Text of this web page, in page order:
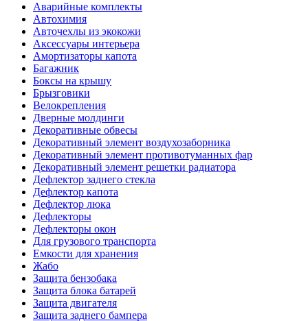
Аварийные комплекты
Автохимия
Авточехлы из экокожи
Аксессуары интерьера
Амортизаторы капота
Багажник
Боксы на крышу
Брызговики
Велокрепления
Дверные молдинги
Декоративные обвесы
Декоративный элемент воздухозаборника
Декоративный элемент противотуманных фар
Декоративный элемент решетки радиатора
Дефлектор заднего стекла
Дефлектор капота
Дефлектор люка
Дефлекторы
Дефлекторы окон
Для грузового транспорта
Емкости для хранения
Жабо
Защита бензобака
Защита блока батарей
Защита двигателя
Защита заднего бампера